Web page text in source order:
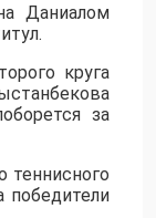
Даниалом
круга
за
теннисного
победители